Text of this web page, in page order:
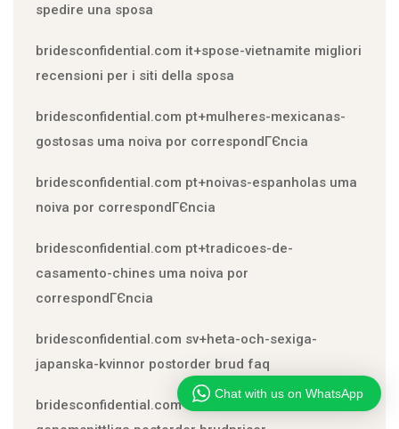
spedire una sposa
bridesconfidential.com it+spose-vietnamite migliori
recensioni per i siti della sposa
bridesconfidential.com pt+mulheres-mexicanas-
gostosas uma noiva por correspondГЄncia
bridesconfidential.com pt+noivas-espanholas uma
noiva por correspondГЄncia
bridesconfidential.com pt+tradicoes-de-
casamento-chines uma noiva por
correspondГЄncia
bridesconfidential.com sv+heta-och-sexiga-
japanska-kvinnor postorder brud faq
bridesconfidential.com sv+moldoviska-brudar
Chat with us on WhatsApp